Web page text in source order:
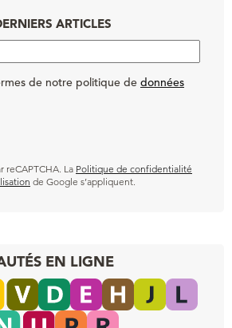
ARTICLES
de notre politique de données
reCAPTCHA. La Politique de confidentialité
de Google s’appliquent.
EN LIGNE